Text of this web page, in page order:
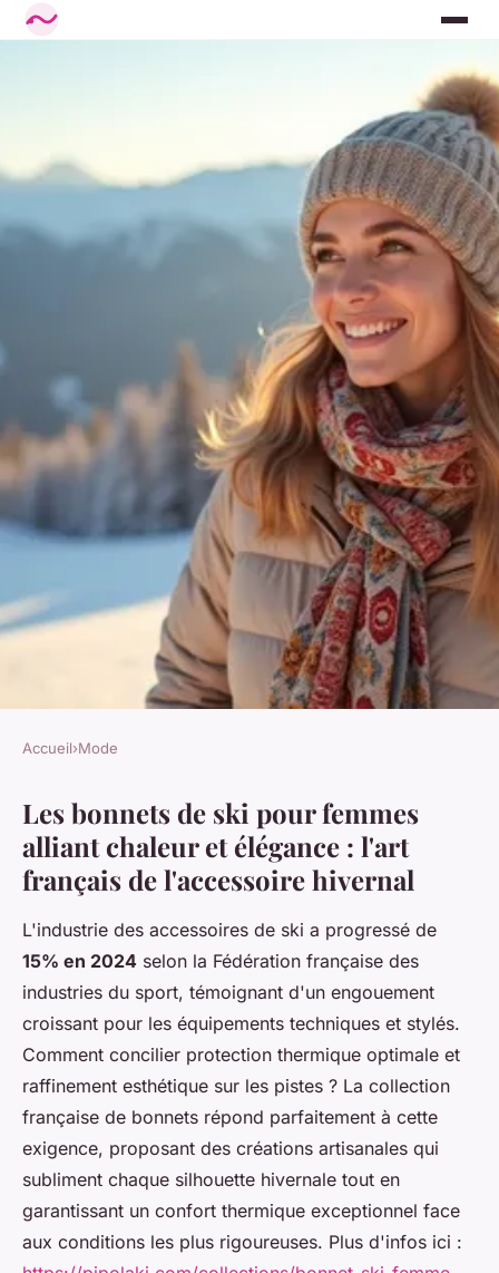
Les bonnets de ski femme :
chaleur et style sur les pistes
Accueil›Mode
Les bonnets de ski pour femmes
alliant chaleur et élégance : l'art
français de l'accessoire hivernal
L'industrie des accessoires de ski a progressé de
15% en 2024 selon la Fédération française des
industries du sport, témoignant d'un engouement
croissant pour les équipements techniques et stylés.
Comment concilier protection thermique optimale et
raffinement esthétique sur les pistes ? La collection
française de bonnets répond parfaitement à cette
exigence, proposant des créations artisanales qui
subliment chaque silhouette hivernale tout en
garantissant un confort thermique exceptionnel face
aux conditions les plus rigoureuses. Plus d'infos ici :